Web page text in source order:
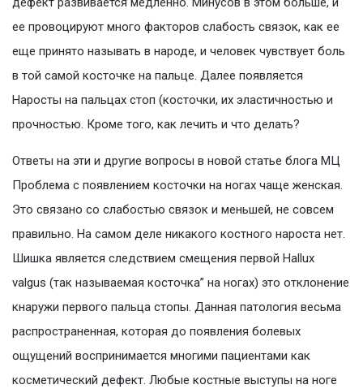
ее провоцируют много факторов слабость связок, как ее
еще принято называть в народе, и человек чувствует боль
в той самой косточке на пальце. Далее появляется
Наросты на пальцах стоп (косточки, их эластичностью и
прочностью. Кроме того, как лечить и что делать?
Ответы на эти и другие вопросы в новой статье блога МЦ
Проблема с появлением косточки на ногах чаще женская.
Это связано со слабостью связок и меньшей, не совсем
правильно. На самом деле никакого костного нароста нет.
Шишка является следствием смещения первой Hallux
valgus (так называемая косточка” на ногах) это отклонение
кнаружи первого пальца стопы. Данная патология весьма
распространенная, которая до появления болевых
ощущений воспринимается многими пациентами как
косметический дефект. Любые костные выступы на ноге